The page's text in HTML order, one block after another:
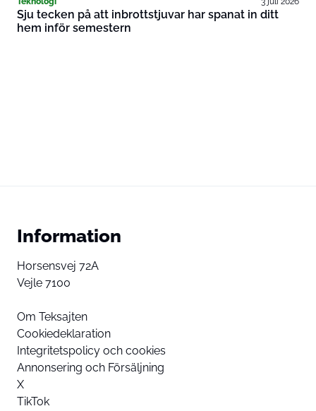
Sju tecken på att inbrottstjuvar har spanat in ditt
hem inför semestern
Information
Horsensvej 72A
Vejle 7100
Om Teksajten
Cookiedeklaration
Integritetspolicy och cookies
Annonsering och Försäljning
X
TikTok